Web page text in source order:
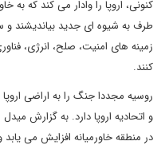
کنونی، اروپا را وادار می کند که به
طرف به شیوه ای جدید بیاندیشند و
زمینه های امنیت، صلح، انرژی،
کنند.
روسیه مجددا جنگ را به اراضی اروپا
و اتحادیه اروپا دارد. به گزارش
در منطقه خاورمیانه افزایش می